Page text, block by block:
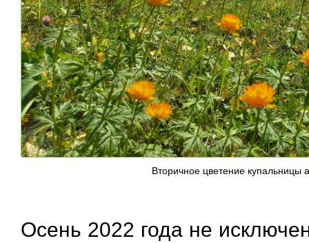
Вторичное цветение купальницы
Осень 2022 года не